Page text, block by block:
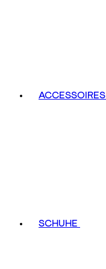
ACCESSOIRES
SCHUHE